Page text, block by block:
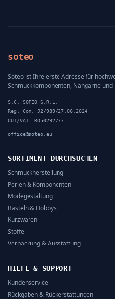
soteo
Soteo ist Ihre erste Adresse für
Schmuckkomponenten, Nähgarne
S.C. SOTEO S.R.L.
Reg. Com. J2/989/27.06.2024
CUI/VAT: RO50292777
office@soteo.eu
SORTIMENT DURCHSUCHEN
Schmuckherstellung
Perlen & Komponenten
Modegestaltung
Basteln & Hobbys
Kurzwaren
Stoffe
Verpackung & Ausstattung
HILFE & SUPPORT
Kundenservice
Rückgaben & Rückerstattungen